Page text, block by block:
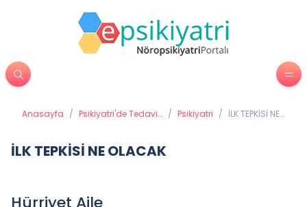
Anasayfa / Psikiyatri'de Tedavi
/ Psikiyatri / İLK TEPKİSİ NE
İLK TEPKİSİ NE OLACAK
Hürriyet Aile